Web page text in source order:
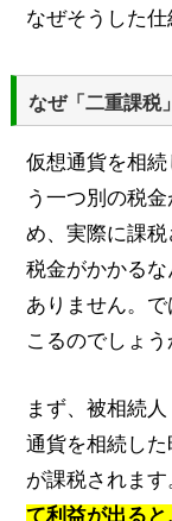
なぜそうした仕
なぜ「二重課税
仮想通貨を相
う一つ別の税
め、実際に課
税金がかかるな
ありません。
こるのでしょう
まず、被相続
通貨を相続し
が課税されます
て利益が出る